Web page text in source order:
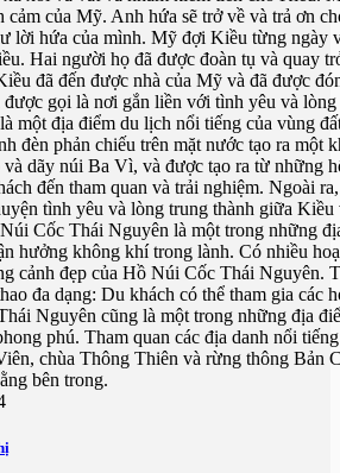
cảm của Mỹ. Anh hứa sẽ trở về và trả ơn
lời hứa của mình. Mỹ đợi Kiều từng ngày
Hai người họ đã được đoàn tụ và quay
đã đến được nhà của Mỹ và đã được
gọi là nơi gắn liền với tình yêu và
một địa điểm du lịch nổi tiếng của vùng
đèn phản chiếu trên mặt nước tạo ra
dãy núi Ba Vì, và được tạo ra từ những
đến tham quan và trải nghiệm. Ngoài
tình yêu và lòng trung thành giữa
Cốc Thái Nguyên là một trong những
hưởng không khí trong lành. Có nhiều
cảnh đẹp của Hồ Núi Cốc Thái Nguyên.
đa dạng: Du khách có thể tham gia
Nguyên cũng là một trong những địa
phú. Tham quan các địa danh nổi
chùa Thông Thiên và rừng thông
bên trong.